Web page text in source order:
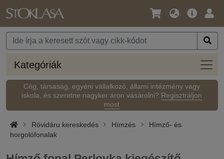
Nyelv
Pénznem
Fő
Kategóriák
Cég, társaság, egyéni vállalkozó, állami intézmény vagy
iskola, és szeretne nagyker áron vásárolni? Regisztráljon
most
Rövidáru kereskedés Hímzés
Hímző- és
horgolófonalak